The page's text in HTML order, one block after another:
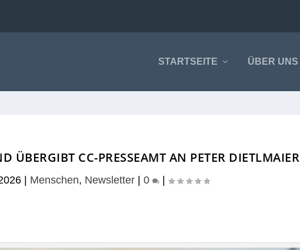
STARTSEITE ÜBER UNS
ÜBERGIBT CC-PRESSEAMT AN PETER DIETLMAIER
| Menschen, Newsletter| 0 |